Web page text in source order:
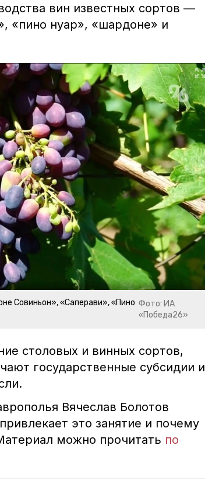
вин известных сортов —
«пино нуар», «шардоне» и
Совиньон», «Саперави», «Пино Фото: ИА
«Победа26»
столовых и винных сортов,
государственные субсидии и
Вячеслав Болотов
это занятие и почему
можно прочитать по